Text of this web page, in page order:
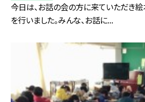
今日は、お話の会の方に来ていただき
を行いました。みんな、お話に...